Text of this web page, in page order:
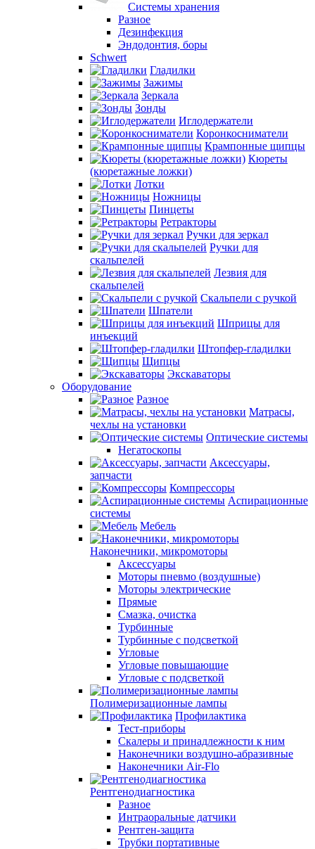
Системы хранения
Разное
Дезинфекция
Эндодонтия, боры
Schwert
Гладилки
Зажимы
Зеркала
Зонды
Иглодержатели
Коронкосниматели
Крампонные щипцы
Кюреты
(кюретажные ложки)
Лотки
Ножницы
Пинцеты
Ретракторы
Ручки для зеркал
Ручки для
скальпелей
Лезвия для
скальпелей
Скальпели с ручкой
Шпатели
Шприцы для
инъекций
Штопфер-гладилки
Щипцы
Экскаваторы
Оборудование
Разное
Матрасы,
чехлы на установки
Оптические системы
Негатоскопы
Аксессуары,
запчасти
Компрессоры
Аспирационные
системы
Мебель
Наконечники, микромоторы
Аксессуары
Моторы пневмо (воздушные)
Моторы электрические
Прямые
Смазка, очистка
Турбинные
Турбинные с подсветкой
Угловые
Угловые повышающие
Угловые с подсветкой
Полимеризационные лампы
Профилактика
Тест-приборы
Скалеры и принадлежности к ним
Наконечники воздушно-абразивные
Наконечники Air-Flo
Рентгенодиагностика
Разное
Интраоральные датчики
Рентген-защита
Трубки портативные